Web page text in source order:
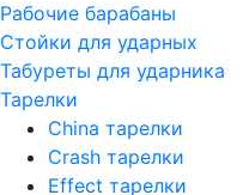
Рабочие барабаны
Стойки для ударных
Табуреты для ударника
Тарелки
China тарелки
Crash тарелки
Effect тарелки